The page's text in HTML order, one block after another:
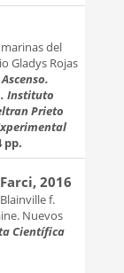
del
Gladys Rojas
Instituto
Prieto
pp.
2016
f.
Nuevos
Científica